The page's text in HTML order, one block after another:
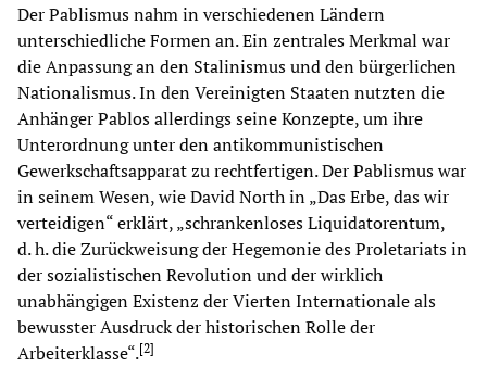
Der Pablismus nahm in verschiedenen Ländern
unterschiedliche Formen an. Ein zentrales Merkmal war
die Anpassung an den Stalinismus und den bürgerlichen
Nationalismus. In den Vereinigten Staaten nutzten die
Anhänger Pablos allerdings seine Konzepte, um ihre
Unterordnung unter den antikommunistischen
Gewerkschaftsapparat zu rechtfertigen. Der Pablismus war
in seinem Wesen, wie David North in „Das Erbe, das wir
verteidigen“ erklärt, „schrankenloses Liquidatorentum,
d. h. die Zurückweisung der Hegemonie des Proletariats in
der sozialistischen Revolution und der wirklich
unabhängigen Existenz der Vierten Internationale als
bewusster Ausdruck der historischen Rolle der
Arbeiterklasse“.[2]